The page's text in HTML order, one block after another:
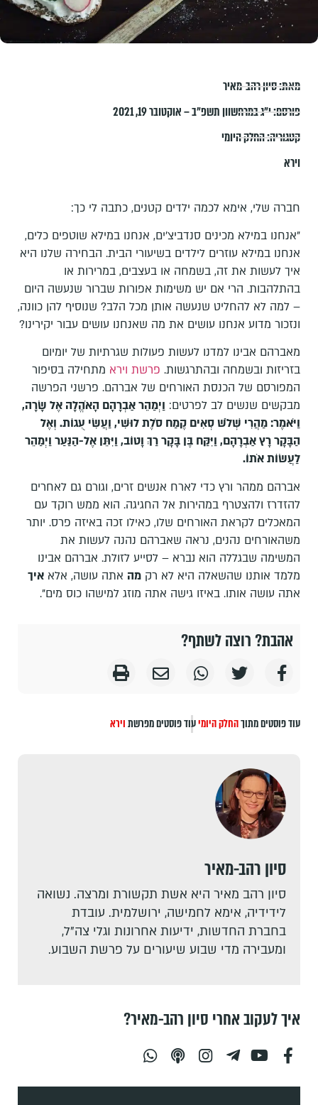
מאת:סיון רהב-מאיר
פורסם:י״ג במרחשוון תשפ״ב – אוקטובר 19, 2021
קטגוריה:החלק היומי
וירא
חברה שלי, אימא לכמה ילדים קטנים, כתבה לי כך:
"אנחנו במילא מכינים סנדביצ'ים, אנחנו במילא שוטפים כלים,
אנחנו במילא עוזרים לילדים בשיעורי הבית. הבחירה שלנו היא
איך לעשות את זה, בשמחה או בעצבים, במרירות או
בהתלהבות. הרי אם יש משימות אפורות שברור שנעשה היום
– למה לא להחליט שנעשה אותן מכל הלב? שנוסיף להן כוונה,
ונזכור מדוע אנחנו עושים את מה שאנחנו עושים עבור יקירינו?
מאברהם אבינו למדנו לעשות פעולות שגרתיות של יומיום
בזריזות ובשמחה ובהתרגשות. פרשת וירא מתחילה בסיפור
המפורסם של הכנסת האורחים של אברהם. פרשני הפרשה
מבקשים שנשים לב לפרטים: וַיְמַהֵר אַבְרָהָם הָאֹהֱלָה אֶל שָׂרָה,
וַיֹּאמֶר: מַהֲרִי שְׁלֹשׁ סְאִים קֶמַח סֹלֶת לוּשִׁי, וַעֲשִׂי עֻגוֹת. וְאֶל
הַבָּקָר רָץ אַבְרָהָם, וַיִּקַּח בֶּן בָּקָר רַךְ וָטוֹב, וַיִּתֵּן אֶל-הַנַּעַר וַיְמַהֵר
לַעֲשׂוֹת אֹתוֹ.
אברהם ממהר ורץ כדי לארח אנשים זרים, וגורם גם לאחרים
להזדרז ולהצטרף במהירות אל החגיגה. הוא ממש רוקד עם
המאכלים לקראת האורחים שלו, כאילו זכה באיזה פרס. יותר
משהאורחים נהנים, נראה שאברהם נהנה לעשות את
המשימה שבגללה הוא נברא – לסייע לזולת. אברהם אבינו
מלמד אותנו שהשאלה היא לא רק מה אתה עושה, אלא איך
אתה עושה אותו. באיזו גישה אתה מוזג למישהו כוס מים".
אהבת? רוצה לשתף?
עוד פוסטים מתוךהחלק היומיעוד פוסטים מפרשתוירא
סיון רהב-מאיר
סיון רהב מאיר היא אשת תקשורת ומרצה. נשואה
לידידיה, אימא לחמישה, ירושלמית. עובדת
בחברת החדשות, ידיעות אחרונות וגלי צה"ל,
ומעבירה מדי שבוע שיעורים על פרשת השבוע.
איך לעקוב אחרי סיון רהב-מאיר?